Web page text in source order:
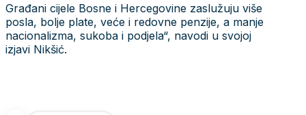
Građani cijele Bosne i Hercegovine zaslužuju više
posla, bolje plate, veće i redovne penzije, a manje
nacionalizma, sukoba i podjela“, navodi u svojoj
izjavi Nikšić.